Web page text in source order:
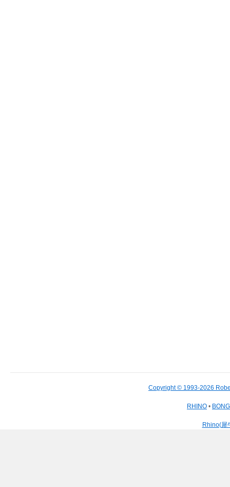
Copyright © 1993-2026
RHINO •
Rhino(犀